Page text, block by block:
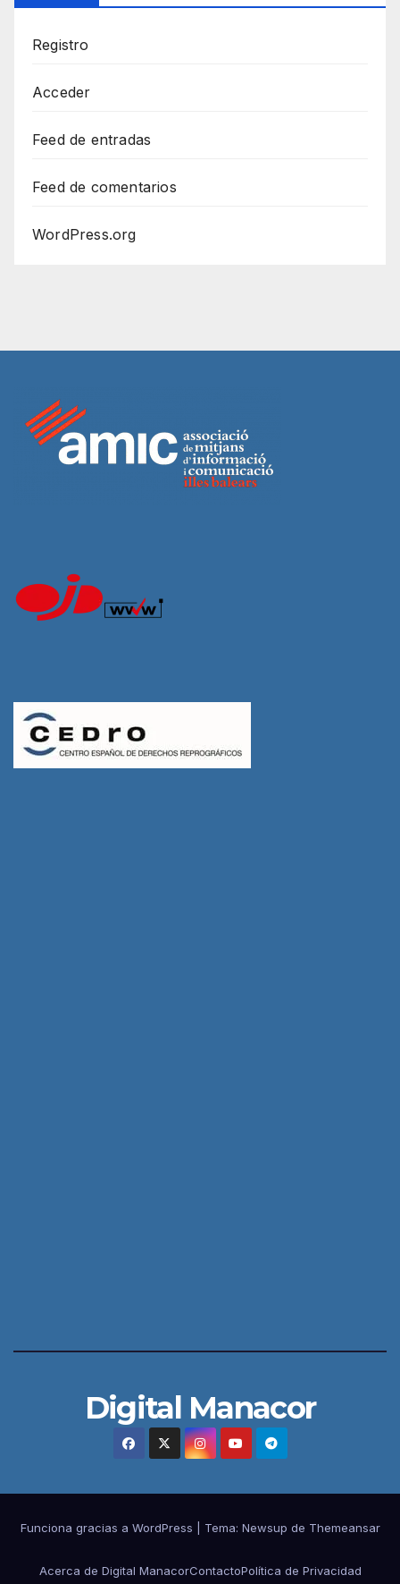
Registro
Acceder
Feed de entradas
Feed de comentarios
WordPress.org
Digital Manacor
Funciona gracias a WordPress Tema: Newsup de Themeansar
Acerca de Digital ManacorContactoPolítica de Privacidad